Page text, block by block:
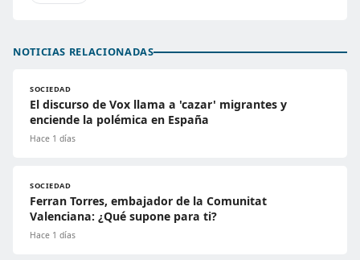
NOTICIAS RELACIONADAS
SOCIEDAD
El discurso de Vox llama a 'cazar' migrantes y
enciende la polémica en España
Hace 1 días
SOCIEDAD
Ferran Torres, embajador de la Comunitat
Valenciana: ¿Qué supone para ti?
Hace 1 días